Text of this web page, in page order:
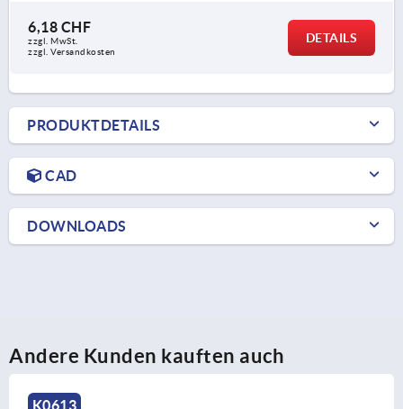
6,18 CHF
zzgl. MwSt.
zzgl. Versandkosten
DETAILS
PRODUKTDETAILS
CAD
DOWNLOADS
Andere Kunden kauften auch